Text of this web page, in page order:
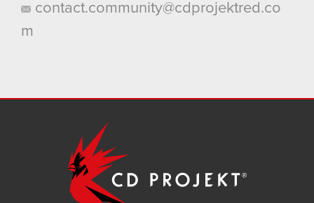
contact.community@cdprojektred.co
m